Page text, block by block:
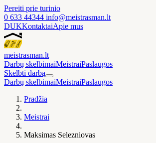
Pereiti prie turinio
0 633 44344 info@meistrasman.lt
DUKKontaktaiApie mus
meistrasman.lt
Darbų skelbimaiMeistraiPaslaugos
Skelbti darbą
Darbų skelbimaiMeistraiPaslaugos
Pradžia
Meistrai
Maksimas Selezniovas